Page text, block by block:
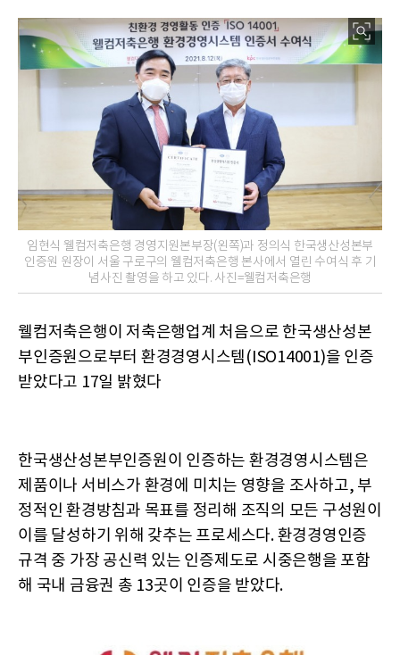
임현식 웰컴저축은행 경영지원본부장(왼쪽)과 정의식 한국생산성본부
인증원 원장이 서울 구로구의 웰컴저축은행 본사에서 열린 수여식 후 기
념사진 촬영을 하고 있다. 사진=웰컴저축은행
웰컴저축은행이 저축은행업계 처음으로 한국생산성본
부인증원으로부터 환경경영시스템(ISO14001)을 인증
받았다고 17일 밝혔다
한국생산성본부인증원이 인증하는 환경경영시스템은
제품이나 서비스가 환경에 미치는 영향을 조사하고, 부
정적인 환경방침과 목표를 정리해 조직의 모든 구성원이
이를 달성하기 위해 갖추는 프로세스다. 환경경영인증
규격 중 가장 공신력 있는 인증제도로 시중은행을 포함
해 국내 금융권 총 13곳이 인증을 받았다.